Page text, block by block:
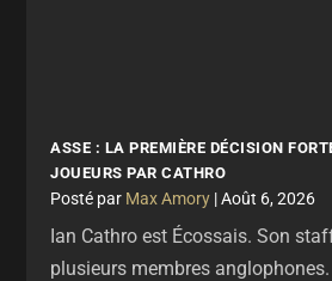
ASSE : LA PREMIÈRE DÉCISION
JOUEURS PAR CATHRO
par Max Amory |Août 6, 2026
Ian Cathro est Écossais. Son
plusieurs membres